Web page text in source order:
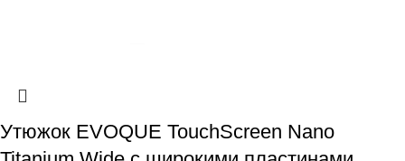
Утюжок EVOQUE TouchScreen Nano